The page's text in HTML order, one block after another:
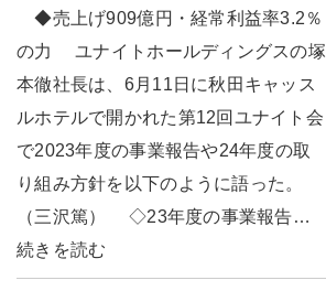
◆売上げ909億円・経常利益率3.2％
の力 ユナイトホールディングスの塚
本徹社長は、6月11日に秋田キャッス
ルホテルで開かれた第12回ユナイト会
で2023年度の事業報告や24年度の取
り組み方針を以下のように語った。
（三沢篤） ◇23年度の事業報告…
続きを読む